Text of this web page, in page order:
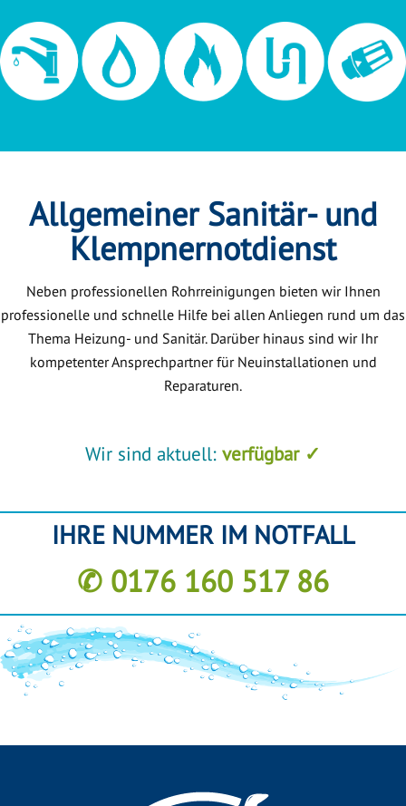
Allgemeiner Sanitär- und
Klempnernotdienst
Neben professionellen Rohrreinigungen bieten wir Ihnen
professionelle und schnelle Hilfe bei allen Anliegen rund um das
Thema Heizung- und Sanitär. Darüber hinaus sind wir Ihr
kompetenter Ansprechpartner für Neuinstallationen und
Reparaturen.
Wir sind aktuell: verfügbar ✓
IHRE NUMMER IM NOTFALL
✆ 0176 160 517 86